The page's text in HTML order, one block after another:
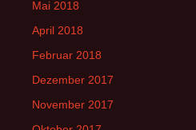
Mai 2018
April 2018
Februar 2018
Dezember 2017
November 2017